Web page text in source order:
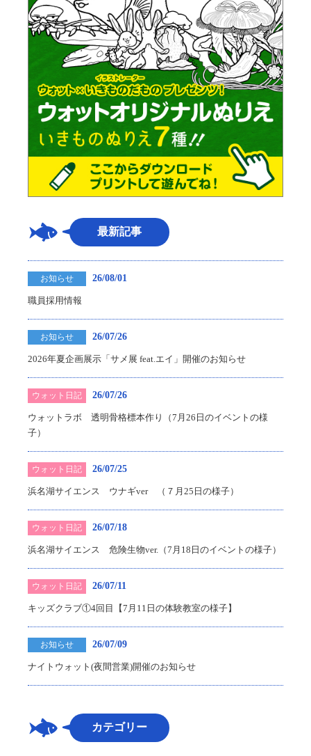
最新記事
お知らせ 26/08/01
職員採用情報
お知らせ 26/07/26
2026年夏企画展示「サメ展 feat.エイ」開催のお知らせ
ウォット日記 26/07/26
ウォットラボ 透明骨格標本作り（7月26日のイベントの様
子）
ウォット日記 26/07/25
浜名湖サイエンス ウナギver （７月25日の様子）
ウォット日記 26/07/18
浜名湖サイエンス 危険生物ver.（7月18日のイベントの様子）
ウォット日記 26/07/11
キッズクラブ①4回目【7月11日の体験教室の様子】
お知らせ 26/07/09
ナイトウォット(夜間営業)開催のお知らせ
カテゴリー